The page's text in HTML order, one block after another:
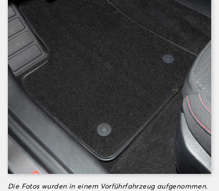
Die Fotos wurden in einem Vorführfahrzeug aufgenommen.